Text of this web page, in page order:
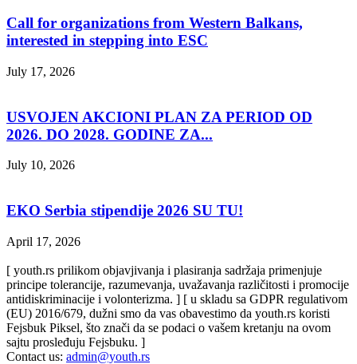
Call for organizations from Western Balkans,
interested in stepping into ESC
July 17, 2026
USVOJEN AKCIONI PLAN ZA PERIOD OD
2026. DO 2028. GODINE ZA...
July 10, 2026
EKO Serbia stipendije 2026 SU TU!
April 17, 2026
[ youth.rs prilikom objavjivanja i plasiranja sadržaja primenjuje
principe tolerancije, razumevanja, uvažavanja različitosti i promocije
antidiskriminacije i volonterizma. ] [ u skladu sa GDPR regulativom
(EU) 2016/679, dužni smo da vas obavestimo da youth.rs koristi
Fejsbuk Piksel, što znači da se podaci o vašem kretanju na ovom
sajtu prosleđuju Fejsbuku. ]
Contact us: admin@youth.rs